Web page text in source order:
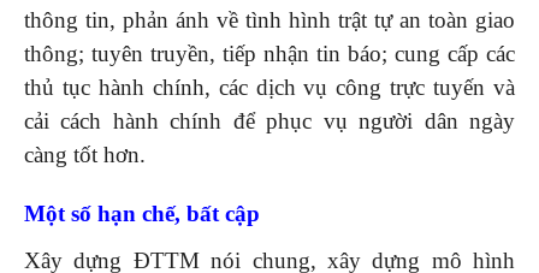
thông tin, phản ánh về tình hình trật tự an toàn giao
thông; tuyên truyền, tiếp nhận tin báo; cung cấp các
thủ tục hành chính, các dịch vụ công trực tuyến và
cải cách hành chính để phục vụ người dân ngày
càng tốt hơn.
Một số hạn chế, bất cập
Xây dựng ĐTTM nói chung, xây dựng mô hình